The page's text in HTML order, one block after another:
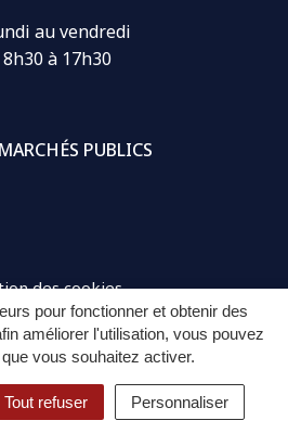
pour fonctionner et obtenir des
améliorer l'utilisation, vous pouvez
vous souhaitez activer.
Tout refuser Personnaliser
au vendredi
à 17h30
MARCHÉS PUBLICS
des cookies
Plan du site
légales
de confidentialité